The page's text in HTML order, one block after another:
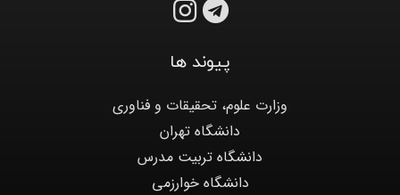
پیوند ها
وزارت علوم، تحقیقات و فناوری
دانشگاه تهران
دانشگاه تربیت مدرس
دانشگاه خوارزمی